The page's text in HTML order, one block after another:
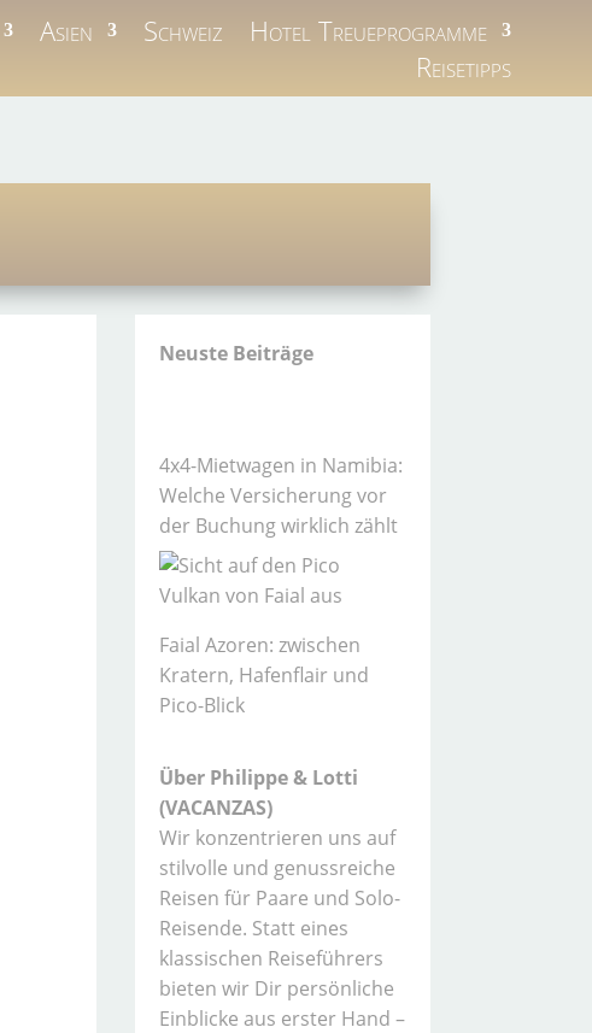
Asien Schweiz
Hotel Treueprogramme
Reisetipps
Neuste Beiträge
4x4-Mietwagen in Namibia:
Welche Versicherung vor
der Buchung wirklich zählt
Faial Azoren: zwischen
Kratern, Hafenflair und
Pico-Blick
Über Philippe & Lotti
(VACANZAS)
Wir konzentrieren uns auf
stilvolle und genussreiche
Reisen für Paare und Solo-
Reisende. Statt eines
klassischen Reiseführers
bieten wir Dir persönliche
Einblicke aus erster Hand –